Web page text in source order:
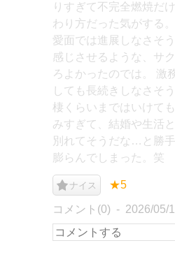
りすぎて不完全燃焼だ
わり方だった気がする
愛面では進展しなさそ
感じさせるような、サ
ろよかったのでは。 激
しても長続きしなさそ
棲くらいまではいけて
みすぎて、結婚や生活
別れてそうだな…と勝
膨らんでしまった。笑
ナイス ★5
コメント(0) 2026/05/